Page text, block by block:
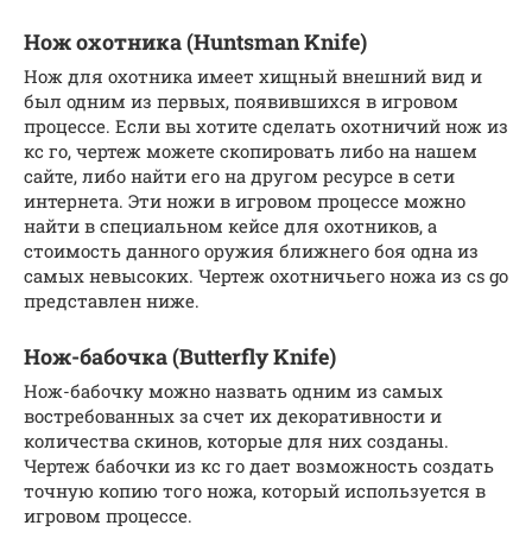
Нож охотника (Huntsman Knife)
Нож для охотника имеет хищный внешний вид и
был одним из первых, появившихся в игровом
процессе. Если вы хотите сделать охотничий нож из
кс го, чертеж можете скопировать либо на нашем
сайте, либо найти его на другом ресурсе в сети
интернета. Эти ножи в игровом процессе можно
найти в специальном кейсе для охотников, а
стоимость данного оружия ближнего боя одна из
самых невысоких. Чертеж охотничьего ножа из cs go
представлен ниже.
Нож-бабочка (Butterfly Knife)
Нож-бабочку можно назвать одним из самых
востребованных за счет их декоративности и
количества скинов, которые для них созданы.
Чертеж бабочки из кс го дает возможность создать
точную копию того ножа, который используется в
игровом процессе.